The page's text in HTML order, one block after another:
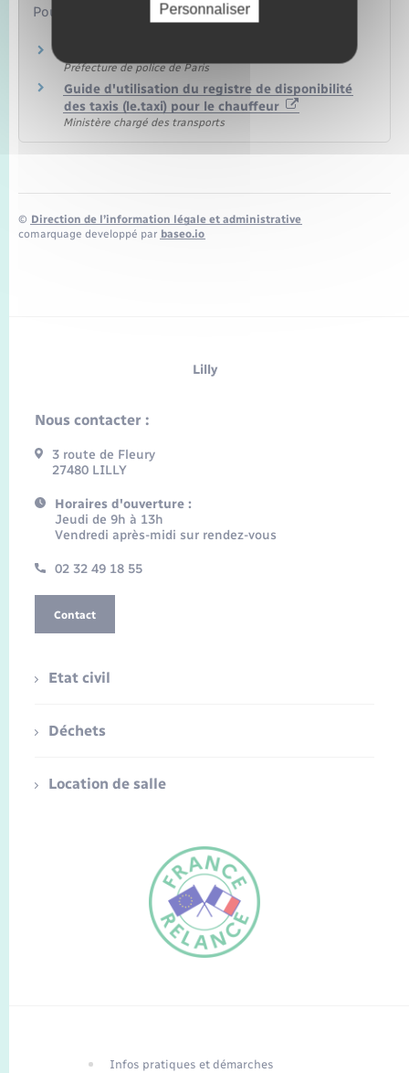
Traduction du
Pour en savoir plus
Préfecture de police de Paris
Guide d'utilisation du registre de disponibilité
des taxis (le.taxi) pour le chauffeur
Ministère chargé des transports
© Direction de l’information légale et administrative
comarquage developpé par baseo.io
Lilly
Nous contacter :
3 route de Fleury
27480 LILLY
Horaires d'ouverture :
Jeudi de 9h à 13h
Vendredi après-midi sur rendez-vous
02 32 49 18 55
Contact
Etat civil
Déchets
Location de salle
Infos pratiques et démarches
Personnaliser